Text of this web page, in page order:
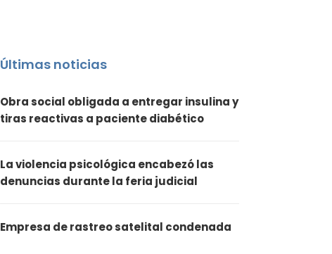
Últimas noticias
Obra social obligada a entregar insulina y
tiras reactivas a paciente diabético
La violencia psicológica encabezó las
denuncias durante la feria judicial
Empresa de rastreo satelital condenada